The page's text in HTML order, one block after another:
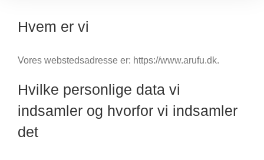
Hvem er vi
Vores webstedsadresse er: https://www.arufu.dk.
Hvilke personlige data vi
indsamler og hvorfor vi indsamler
det